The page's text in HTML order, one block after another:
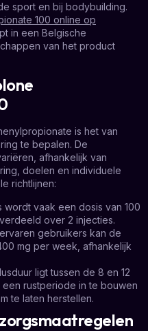
sport en bij bodybuilding.
100 online op
in een Belgische
van het product
is het van
te bepalen. De
afhankelijk van
doelen en individuele
richtlijnen:
wordt vaak een dosis van 100
over 2 injecties.
gebruikers kan de
mg per week, afhankelijk
ligt tussen de 8 en 12
rustperiode in te bouwen
te laten herstellen.